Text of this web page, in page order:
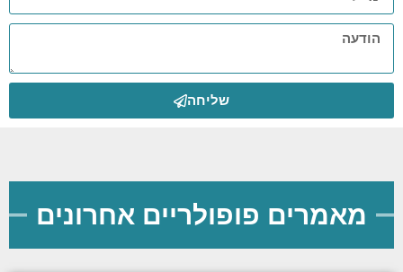
שליחה
מאמרים פופולריים אחרונים